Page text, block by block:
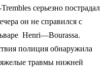
серьезно пострадал
он не справился с
Henri—Bourassa.
полиция обнаружила
травмы нижней